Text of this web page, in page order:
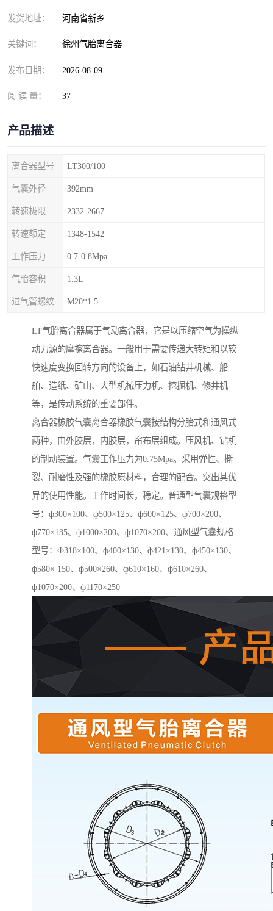
发货地址： 河南省新乡
关键词： 徐州气胎离合器
发布日期： 2026-08-09
阅 读 量： 37
产品描述
离合器型号 LT300/100
气囊外径 392mm
转速极限 2332-2667
转速额定 1348-1542
工作压力 0.7-0.8Mpa
气胎容积 1.3L
进气管螺纹 M20*1.5
LT气胎离合器属于气动离合器，它是以压缩空气为操纵
动力源的摩擦离合器。一般用于需要传递大转矩和以较
快速度变换回转方向的设备上，如石油钻井机械、船
舶、造纸、矿山、大型机械压力机、挖掘机、修井机
等，是传动系统的重要部件。
离合器橡胶气囊离合器橡胶气囊按结构分胎式和通风式
两种，由外胶层，内胶层，帘布层组成。压风机、钻机
的制动装置。气囊工作压力为0.75Mpa。采用弹性、撕
裂、耐磨性及强的橡胶原材料，合理的配合。突出其优
异的使用性能。工作时间长，稳定。普通型气囊规格型
号：ф300×100、ф500×125、ф600×125、ф700×200、
ф770×135、ф1000×200、ф1070×200、通风型气囊规格
型号：Ф318×100、ф400×130、ф421×130、ф450×130、
ф580× 150、ф500×260、ф610×160、ф610×260、
ф1070×200、ф1170×250